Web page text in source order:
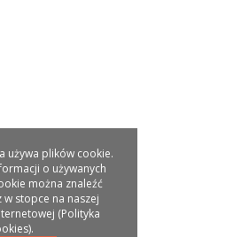
używa plików cookie.
o używanych
można znaleźć
w stopce na naszej
(Polityka